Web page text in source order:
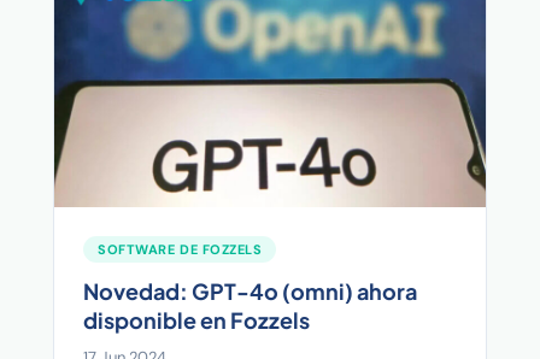
SOFTWARE DE FOZZELS
Novedad: GPT-4o (omni) ahora
disponible en Fozzels